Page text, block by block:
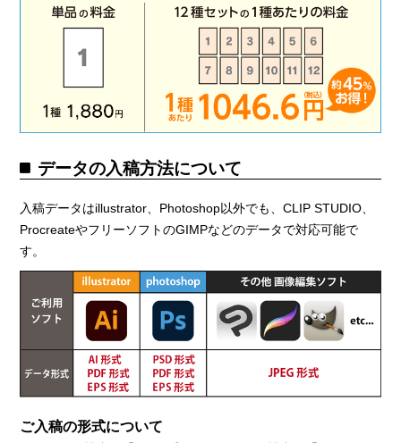
データの入稿方法について
入稿データはillustrator、Photoshop以外でも、CLIP STUDIO、
ProcreateやフリーソフトのGIMPなどのデータで対応可能で
す。
ご入稿の形式について